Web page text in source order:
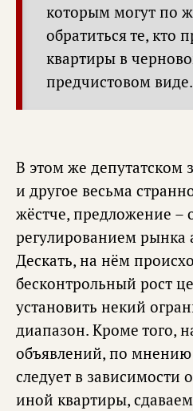
которым могут по
обратиться те, кто
квартиры в
предчистовом виде.
В этом же депутатском
и другое весьма
жёстче, предложение –
регулированием рынка
Дескать, на нём
бесконтрольный рост
установить некий
диапазон. Кроме того,
объявлений, по мнению
следует в зависимости
иной квартиры,